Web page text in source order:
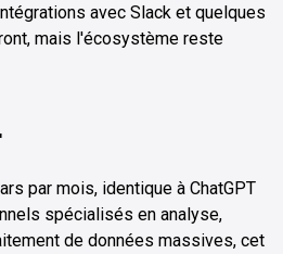
avec Slack et quelques
mais l'écosystème reste
par mois, identique à ChatGPT
spécialisés en analyse,
de données massives, cet